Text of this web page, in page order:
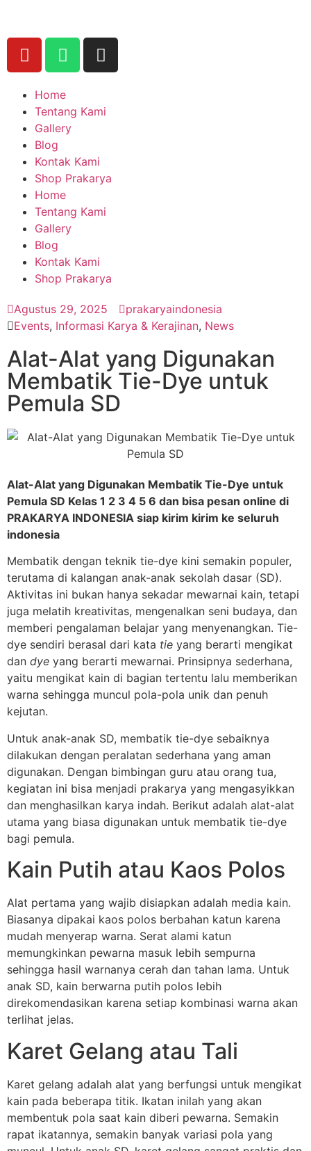
Home
Tentang Kami
Gallery
Blog
Kontak Kami
Shop Prakarya
Home
Tentang Kami
Gallery
Blog
Kontak Kami
Shop Prakarya
Agustus 29, 2025
prakaryaindonesia
Events, Informasi Karya & Kerajinan, News
Alat-Alat yang Digunakan
Membatik Tie-Dye untuk
Pemula SD
Alat-Alat yang Digunakan Membatik Tie-Dye untuk
Pemula SD Kelas 1 2 3 4 5 6 dan bisa pesan online di
PRAKARYA INDONESIA siap kirim kirim ke seluruh
indonesia
Membatik dengan teknik tie-dye kini semakin populer,
terutama di kalangan anak-anak sekolah dasar (SD).
Aktivitas ini bukan hanya sekadar mewarnai kain, tetapi
juga melatih kreativitas, mengenalkan seni budaya, dan
memberi pengalaman belajar yang menyenangkan. Tie-
dye sendiri berasal dari kata tie yang berarti mengikat
dan dye yang berarti mewarnai. Prinsipnya sederhana,
yaitu mengikat kain di bagian tertentu lalu memberikan
warna sehingga muncul pola-pola unik dan penuh
kejutan.
Untuk anak-anak SD, membatik tie-dye sebaiknya
dilakukan dengan peralatan sederhana yang aman
digunakan. Dengan bimbingan guru atau orang tua,
kegiatan ini bisa menjadi prakarya yang mengasyikkan
dan menghasilkan karya indah. Berikut adalah alat-alat
utama yang biasa digunakan untuk membatik tie-dye
bagi pemula.
Kain Putih atau Kaos Polos
Alat pertama yang wajib disiapkan adalah media kain.
Biasanya dipakai kaos polos berbahan katun karena
mudah menyerap warna. Serat alami katun
memungkinkan pewarna masuk lebih sempurna
sehingga hasil warnanya cerah dan tahan lama. Untuk
anak SD, kain berwarna putih polos lebih
direkomendasikan karena setiap kombinasi warna akan
terlihat jelas.
Karet Gelang atau Tali
Karet gelang adalah alat yang berfungsi untuk mengikat
kain pada beberapa titik. Ikatan inilah yang akan
membentuk pola saat kain diberi pewarna. Semakin
rapat ikatannya, semakin banyak variasi pola yang